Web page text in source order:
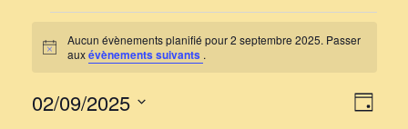
Évènements for 2
Notice
Aucun évènements planifié pour 2 septembre 2025. Passer
auxévènements suivants .
Jour
02/09/2025